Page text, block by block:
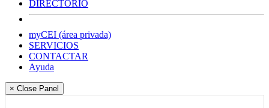
DIRECTORIO
myCEI (área privada)
SERVICIOS
CONTACTAR
Ayuda
× Close Panel